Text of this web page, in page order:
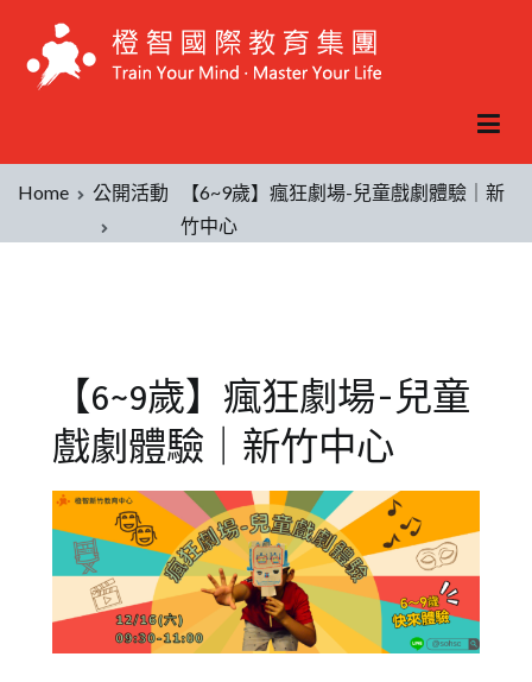
Home 公開活動
【6~9歲】瘋狂劇場-兒童戲劇體驗｜新
竹中心
【6~9歲】瘋狂劇場-兒童
戲劇體驗｜新竹中心